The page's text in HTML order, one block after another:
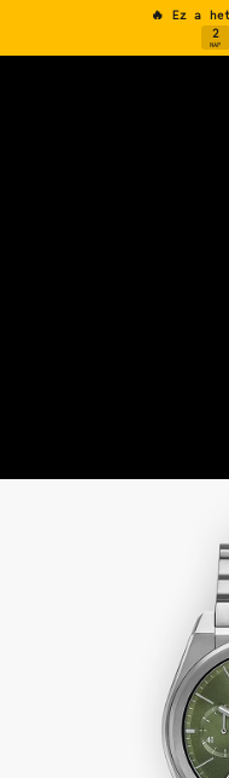
🔥 Ez a
2
NAP